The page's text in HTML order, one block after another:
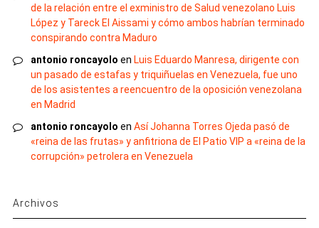
de la relación entre el exministro de Salud venezolano Luis
López y Tareck El Aissami y cómo ambos habrían terminado
conspirando contra Maduro
antonio roncayolo en Luis Eduardo Manresa, dirigente con
un pasado de estafas y triquiñuelas en Venezuela, fue uno
de los asistentes a reencuentro de la oposición venezolana
en Madrid
antonio roncayolo en Así Johanna Torres Ojeda pasó de
«reina de las frutas» y anfitriona de El Patio VIP a «reina de la
corrupción» petrolera en Venezuela
Archivos